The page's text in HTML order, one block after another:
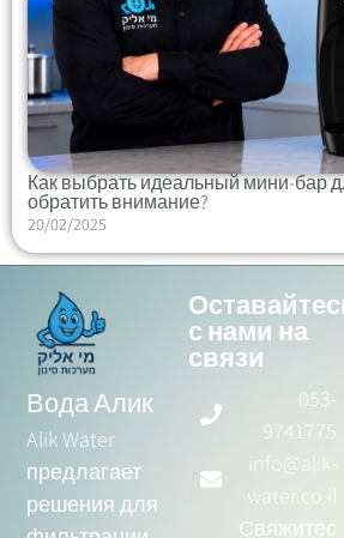
Как выбрать идеальный мини-бар
обратить внимание?
20/02/2025
Вода Алик
Alik Water
предлагает
решения для
с нами на
связи
053-
9741775
info@alik-
water.co.il
Свяжитес